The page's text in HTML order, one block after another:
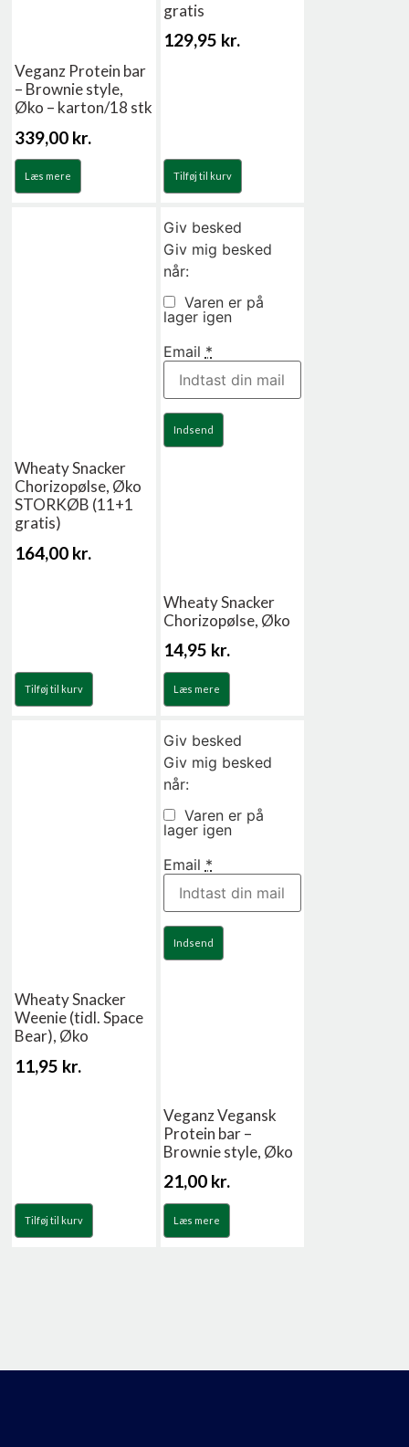
Veganz Protein bar
– Brownie style,
Øko – karton/18 stk
339,00 kr.
Læs mere
gratis
129,95 kr.
Tilføj til kurv
Wheaty Snacker
Chorizopølse, Øko
STORKØB (11+1
gratis)
164,00 kr.
Tilføj til kurv
Giv besked
Giv mig besked
når:
Varen er på
lager igen
Email *
Indsend
Wheaty Snacker
Chorizopølse, Øko
14,95 kr.
Læs mere
Wheaty Snacker
Weenie (tidl. Space
Bear), Øko
11,95 kr.
Tilføj til kurv
Giv besked
Giv mig besked
når:
Varen er på
lager igen
Email *
Indsend
Veganz Vegansk
Protein bar –
Brownie style, Øko
21,00 kr.
Læs mere